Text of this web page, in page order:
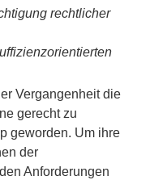
rechtlicher
Vergangenheit die
gerecht zu
geworden. Um ihre
der
Anforderungen